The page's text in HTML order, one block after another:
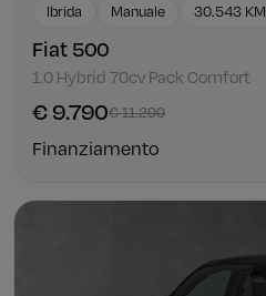
Ibrida Manuale 30.543 KM
Fiat 500
1.0 Hybrid 70cv Pack Comfort
€ 9.790€ 11.290
Finanziamento